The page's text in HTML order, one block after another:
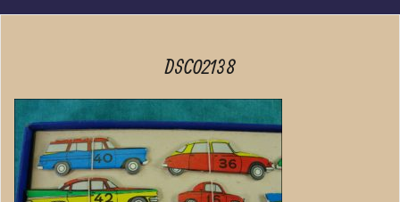
DSC02138